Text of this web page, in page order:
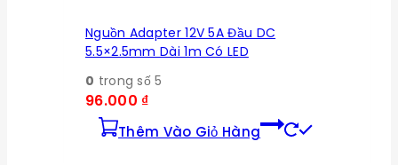
Nguồn Adapter 12V 5A Đầu DC
5.5×2.5mm Dài 1m Có LED
0 trong số 5
96.000 ₫
Thêm Vào Giỏ Hàng